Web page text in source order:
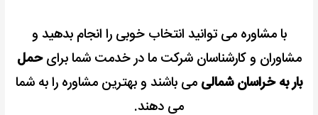
با مشاوره می توانید انتخاب خوبی را انجام بدهید و
مشاوران و کارشناسان شرکت ما در خدمت شما برایحمل
بار به خراسان شمالی می باشند و بهترین مشاوره را به شما
می دهند.